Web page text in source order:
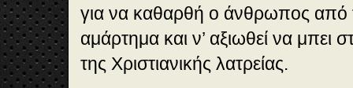
για να καθαρθή ο άνθρωπος από
αμάρτημα και ν’ αξιωθεί να μπει
της Χριστιανικής λατρείας.